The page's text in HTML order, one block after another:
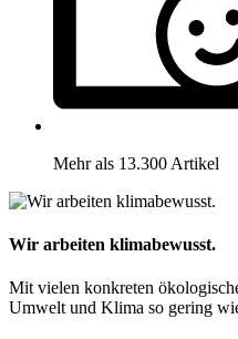
Mehr als 13.300 Artikel
Wir arbeiten klimabewusst.
Mit vielen konkreten
Umwelt und Klima so gering